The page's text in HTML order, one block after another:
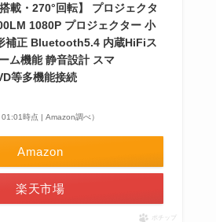
載・270°回転】 プロジェクタ
1080P プロジェクター 小
補正 Bluetooth5.4 内蔵HiFiス
ム機能 静音設計 スマ
等多機能接続
時点 | Amazon調べ）
Amazon
楽天市場
ポチップ